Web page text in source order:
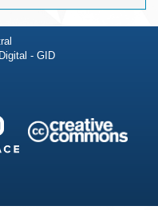
- GID